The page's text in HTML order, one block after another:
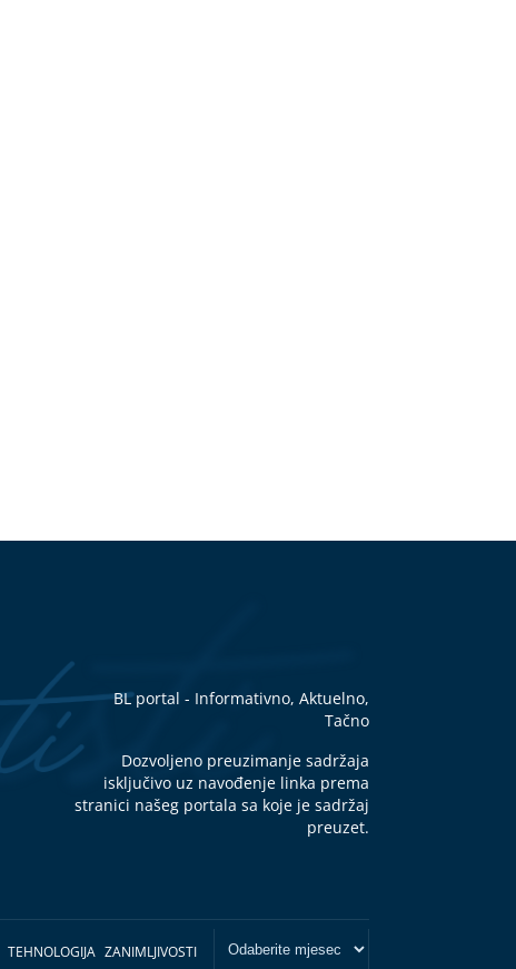
BL portal - Informativno, Aktuelno,
Tačno
Dozvoljeno preuzimanje sadržaja
isključivo uz navođenje linka prema
stranici našeg portala sa koje je sadržaj
preuzet.
TEHNOLOGIJA ZANIMLJIVOSTI